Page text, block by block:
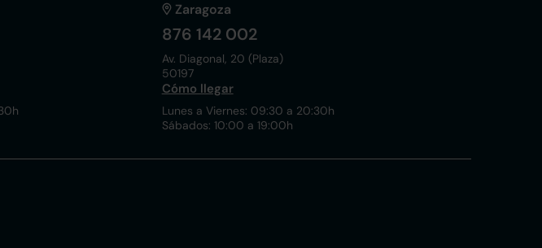
Zaragoza
876 142 002
Av. Diagonal, 20 (Plaza)
50197
Cómo llegar
Lunes a Viernes: 09:30 a 20:30h
Sábados: 10:00 a 19:00h